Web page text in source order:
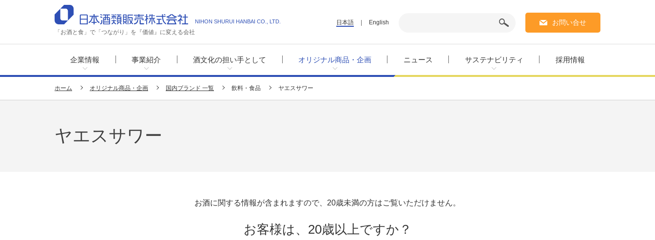
NIHON SHURUI HANBAI CO., LTD.
「お酒と食」で「つながり」を『価値』に変える会社
企業情報 事業紹介 酒文化の担い手として オリジナル商品・企画 ニュース サステナビリティ 採用情報
日本語 English お問い合せ
ホーム オリジナル商品・企画 国内ブランド 一覧 飲料・食品 ヤエスサワー
ヤエスサワー
お酒に関する情報が含まれますので、20歳未満の方はご覧いただけません。
お客様は、20歳以上ですか？